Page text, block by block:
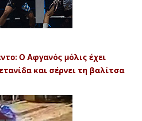
Ο Αφγανός μόλις έχει
και σέρνει τη βαλίτσα